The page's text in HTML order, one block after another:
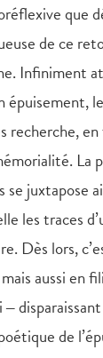
que
de ce
Infiniment
épuisement,
recherche,
juxtapose
les traces
Dès lors,
aussi en
de